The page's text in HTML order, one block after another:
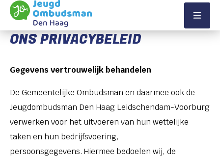
Direct naar content Terug naar de startpagina
Menu
ONS PRIVACYBELEID
Gegevens vertrouwelijk behandelen
De Gemeentelijke Ombudsman en daarmee ook de
Jeugdombudsman Den Haag Leidschendam-Voorburg
verwerken voor het uitvoeren van hun wettelijke
taken en hun bedrijfsvoering,
persoonsgegevens. Hiermee bedoelen wij, de